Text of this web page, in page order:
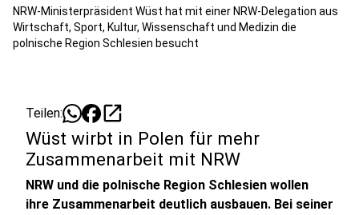
NRW-Ministerpräsident Wüst hat mit einer NRW-Delegation aus
Wirtschaft, Sport, Kultur, Wissenschaft und Medizin die
polnische Region Schlesien besucht
Teilen: open_in_new
Wüst wirbt in Polen für mehr
Zusammenarbeit mit NRW
NRW und die polnische Region Schlesien wollen
ihre Zusammenarbeit deutlich ausbauen. Bei seiner